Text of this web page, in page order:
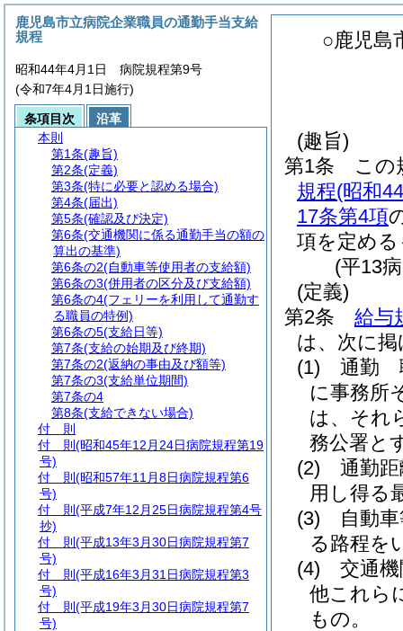
○鹿児島
(趣旨)
第1条
この
規程(昭和
17条第4項
項を定め
(平13
(定義)
第2条
給与
は、次に
(1)
通勤
に事務所
は、それ
務公署と
(2)
通勤
用し得る
(3)
自動
る路程を
(4)
交通
他これら
もの。
鹿児島市立病院企業職員の通勤手当支給
規程
昭和44年4月1日 病院規程第9号
(令和7年4月1日施行)
条項目次
沿革
本則
第1条(趣旨)
第2条(定義)
第3条(特に必要と認める場合)
第4条(届出)
第5条(確認及び決定)
第6条(交通機関に係る通勤手当の額の
算出の基準)
第6条の2(自動車等使用者の支給額)
第6条の3(併用者の区分及び支給額)
第6条の4(フェリーを利用して通勤す
る職員の特例)
第6条の5(支給日等)
第7条(支給の始期及び終期)
第7条の2(返納の事由及び額等)
第7条の3(支給単位期間)
第7条の4
第8条(支給できない場合)
付 則
付 則 (昭和45年12月24日病院規程第19
号)
付 則 (昭和57年11月8日病院規程第6
号)
付 則 (平成7年12月25日病院規程第4号
抄)
付 則 (平成13年3月30日病院規程第7
号)
付 則 (平成16年3月31日病院規程第3
号)
付 則 (平成19年3月30日病院規程第7
号)